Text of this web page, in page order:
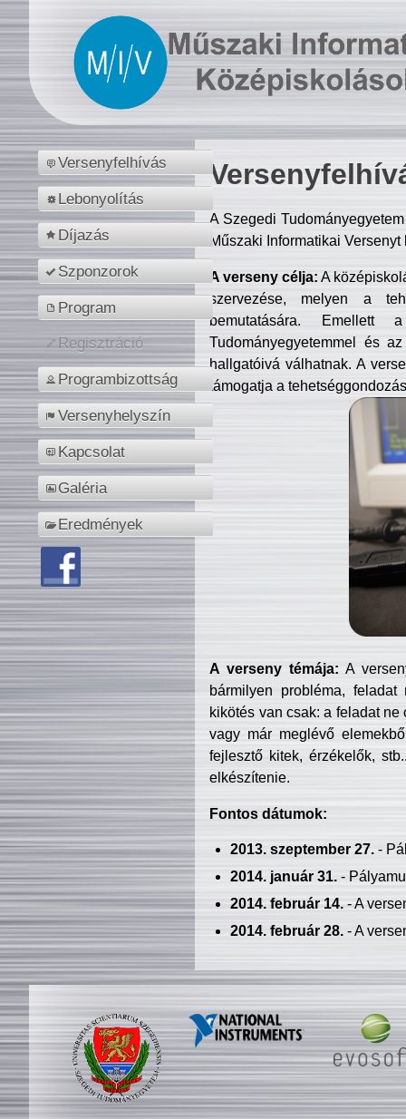
Versenyfelhívás
Lebonyolítás
Díjazás
Szponzorok
Program
Regisztráció
Programbizottság
Versenyhelyszín
Kapcsolat
Galéria
Eredmények
A Szegedi
Műszaki Informatikai
A verseny célja: A
szervezése, melyen a
bemutatására. Emellett
Tudományegyetemmel és
hallgatóivá válhatnak. A
támogatja a
A verseny témája: A
bármilyen probléma, feladat
kikötés van csak: a feladat
vagy már meglévő
fejlesztő kitek, érzékelők,
elkészítenie.
Fontos dátumok:
2013. szeptember 27.-
2014. január 31.-
2014. február 14.- A
2014. február 28.- A